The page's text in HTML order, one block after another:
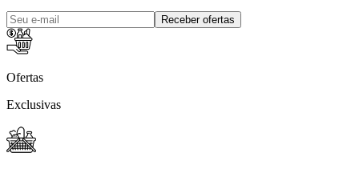
Receber ofertas
Ofertas
Exclusivas